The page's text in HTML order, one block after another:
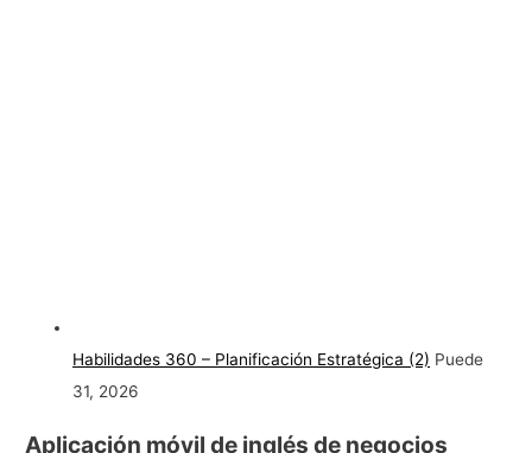
Habilidades 360 – Planificación Estratégica (2) Puede
31, 2026
Aplicación móvil de inglés de negocios